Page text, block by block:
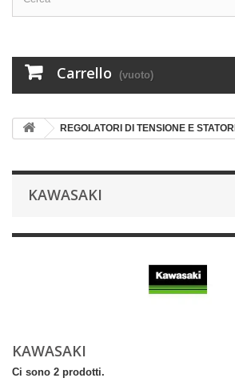
Carrello (vuoto)
REGOLATORI DI TENSIONE E STATORI
KAWASAKI
KAWASAKI
Ci sono 2 prodotti.